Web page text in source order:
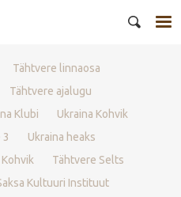
Tähtvere linnaosa
Tähtvere ajalugu
Klubi
Ukraina Kohvik
3
Ukraina heaks
Tähtvere Selts
Kultuuri Instituut